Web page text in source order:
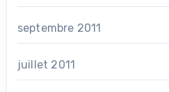
septembre 2011
juillet 2011